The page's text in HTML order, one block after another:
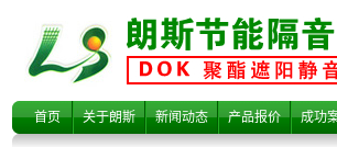
室内声环境
首页 关于朗斯 新闻动态 产品报价 成功